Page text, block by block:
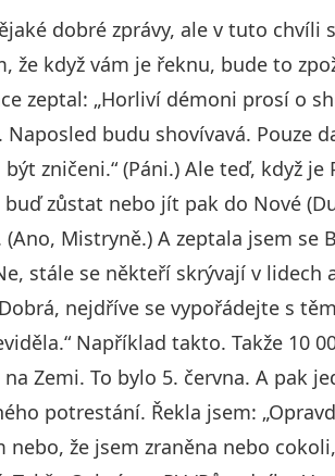
dobré zprávy, ale v tuto
že když vám je řeknu, bude to
zeptal: „Horliví démoni prosí o
Naposled budu shovívavá. Pouze
zničeni.“ (Páni.) Ale teď, když
zůstat nebo jít pak do Nové
Mistryně.) A zeptala jsem se
stále se někteří skrývají v lidech
nejdříve se vypořádejte s
Například takto. Takže 10
Zemi. To bylo 5. června. A pak
potrestání. Řekla jsem:
nebo, že jsem zraněna nebo